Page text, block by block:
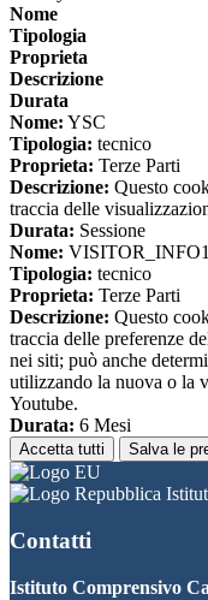
Nome
Tipologia
Proprieta
Descrizione
Durata
Nome: YSC
Tipologia: tecnico
Proprieta: Terze Parti
Descrizione: Questo
traccia delle
Durata: Sessione
Nome:
Tipologia: tecnico
Proprieta: Terze Parti
Descrizione: Questo
traccia delle preferenze
nei siti; può anche
utilizzando la nuova o la
Youtube.
Durata: 6 Mesi
Accetta tutti Salva le
Contatti
Istituto Comprensivo